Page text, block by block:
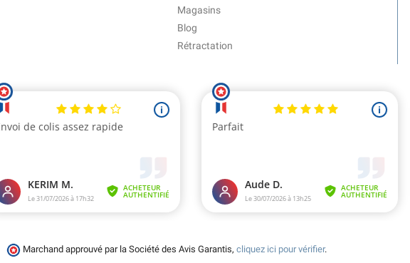
Magasins
Blog
Rétractation
Marchand approuvé par la Société des Avis Garantis, cliquez ici pour vérifier.